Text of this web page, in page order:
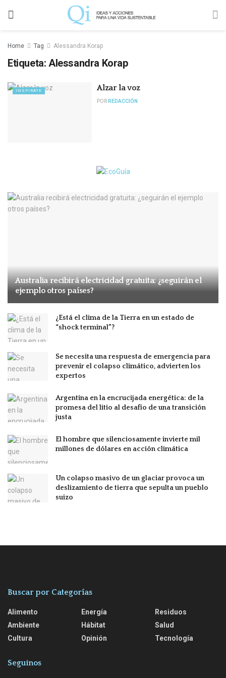
Home Tag Alessandra Korap
Etiqueta: Alessandra Korap
INSPIRATE Alzar la voz
POR REDACCIÓN
Australia recibirá electricidad gratuita: ¿seguirán el
ejemplo otros países?
¿Está el clima de la Tierra en un estado de
“shock terminal”?
Se necesita una respuesta de emergencia para
prevenir el colapso climático, advierten los
expertos
Argentina en la encrucijada energética: de la
promesa del litio al desafío de una transición
justa
El hombre que silenciosamente invierte mil
millones de dólares en acción climática
Un colapso masivo de un glaciar provoca un
deslizamiento de tierra que sepulta un pueblo
suizo
Buscar por Categorías
Alimento
Ambiente
Cultura
Energía
Hábitat
Opinión
Residuos
Salud
Tecnología
Seguinos